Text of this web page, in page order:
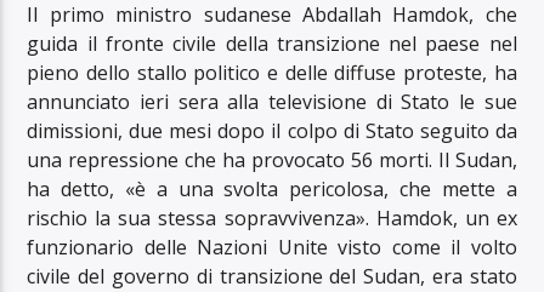
Il primo ministro sudanese Abdallah Hamdok, che
guida il fronte civile della transizione nel paese nel
pieno dello stallo politico e delle diffuse proteste, ha
annunciato ieri sera alla televisione di Stato le sue
dimissioni, due mesi dopo il colpo di Stato seguito da
una repressione che ha provocato 56 morti. Il Sudan,
ha detto, «è a una svolta pericolosa, che mette a
rischio la sua stessa sopravvivenza». Hamdok, un ex
funzionario delle Nazioni Unite visto come il volto
civile del governo di transizione del Sudan, era stato